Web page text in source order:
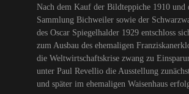
Nach dem Kauf der Bildteppiche 1910 und
Sammlung Bichweiler sowie der
des Oscar Spiegelhalder 1929 entschloss
zum Ausbau des ehemaligen
die Weltwirtschaftskrise zwang zu
unter Paul Revellio die Ausstellung
und später im ehemaligen Waisenhaus